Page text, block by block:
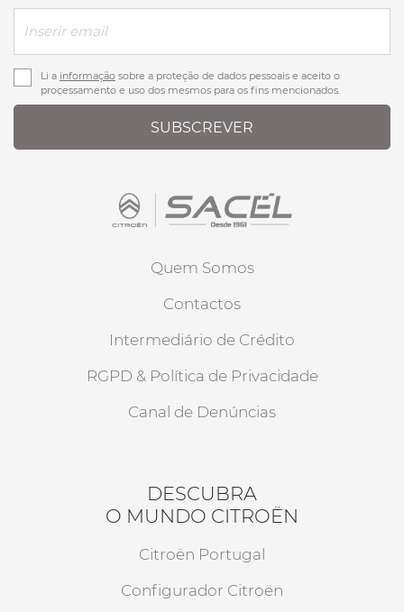
Li a informação sobre a proteção de dados pessoais e aceito o
processamento e uso dos mesmos para os fins mencionados.
SUBSCREVER
Quem Somos
Contactos
Intermediário de Crédito
RGPD & Política de Privacidade
Canal de Denúncias
DESCUBRA
O MUNDO CITROËN
Citroën Portugal
Configurador Citroën